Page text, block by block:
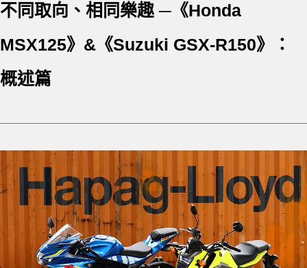
不同取向、相同樂趣 ─《Honda
MSX125》&《Suzuki GSX-R150》：
概述篇